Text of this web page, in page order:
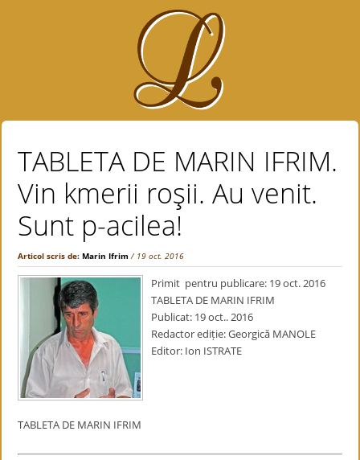
TABLETA DE MARIN IFRIM.
Vin kmerii roşii. Au venit.
Sunt p-acilea!
Articol scris de:Marin Ifrim / 19 oct. 2016
Primit pentru publicare: 19 oct. 2016
TABLETA DE MARIN IFRIM
Publicat: 19 oct.. 2016
Redactor ediție: Georgică MANOLE
Editor: Ion ISTRATE
TABLETA DE MARIN IFRIM